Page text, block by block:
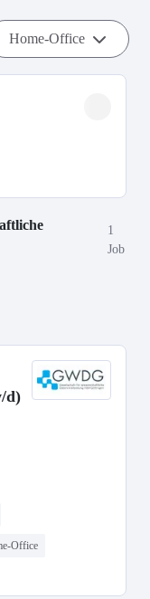
Home-Office
1
Job
d)
Office